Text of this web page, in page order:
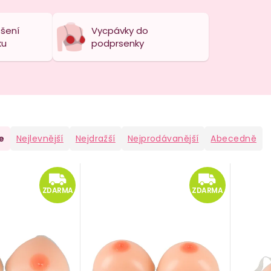
Vycpávky do
podprsenky
Nejlevnější Nejdražší Nejprodávanější Abecedně
ZDARMA
ZDARMA ZDARMA